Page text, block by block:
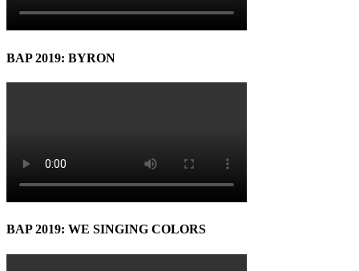
BAP 2019: BYRON
BAP 2019: WE SINGING COLORS